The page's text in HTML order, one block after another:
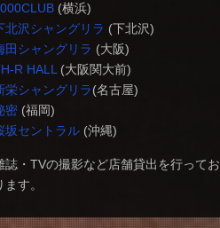
(横浜)
北沢シャングリラ (下北沢)
田シャングリラ (大阪)
R HALL (大阪関大前)
栄シャングリラ(名古屋)
密(福岡)
坂セントラル(沖縄)
誌・TVの撮影など店舗貸出を行ってお
ます。